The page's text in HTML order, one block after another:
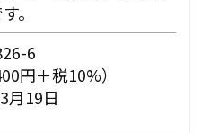
。
6
円＋税10%）
月19日